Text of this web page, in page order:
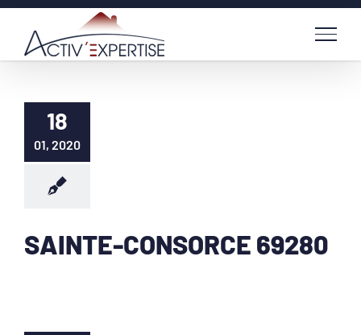
Passer
contenu
18
01, 2020
SAINTE-CONSORCE 69280